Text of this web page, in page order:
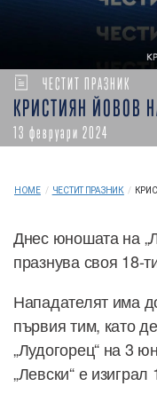
ЧЕСТИТ ПРАЗНИК
КРИСТИЯН ЙОВОВ
13 февруари 2024
HOME / ЧЕСТИТ ПРАЗНИК /
Днес юношата на
празнува своя 18-
Нападателят има
първия тим, като
„Лудогорец“ на 3
„Левски“ е